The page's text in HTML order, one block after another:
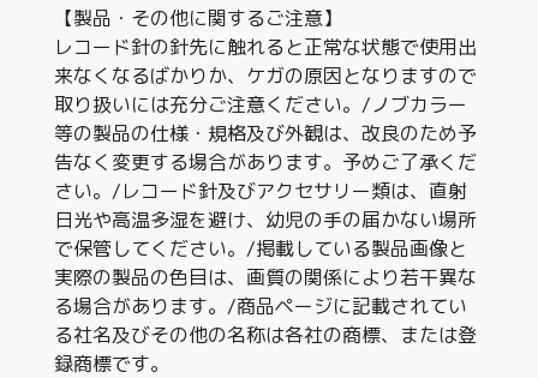
【製品・その他に関するご注意】
レコード針の針先に触れると正常な状態で使用出
来なくなるばかりか、ケガの原因となりますので
取り扱いには充分ご注意ください。/ノブカラー
等の製品の仕様・規格及び外観は、改良のため予
告なく変更する場合があります。予めご了承くだ
さい。/レコード針及びアクセサリー類は、直射
日光や高温多湿を避け、幼児の手の届かない場所
で保管してください。/掲載している製品画像と
実際の製品の色目は、画質の関係により若干異な
る場合があります。/商品ページに記載されてい
る社名及びその他の名称は各社の商標、または登
録商標です。